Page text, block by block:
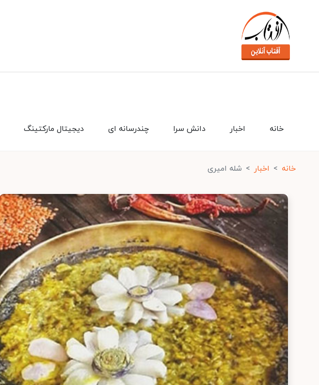
دیجیتال مارکتینگ چندرسانه ای دانش سرا اخبار خانه
خانه اخبار شله امیری